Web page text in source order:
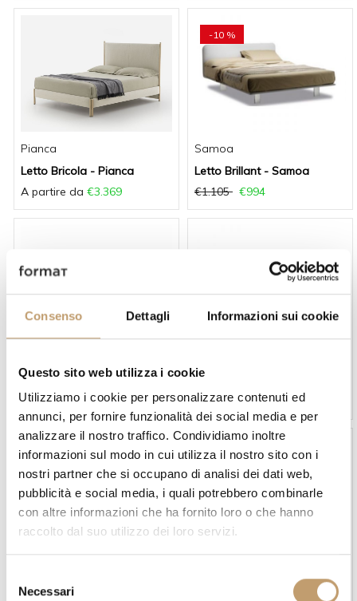
Consenso Dettagli Informazioni sui cookie
Questo sito web utilizza i cookie
Utilizziamo i cookie per personalizzare contenuti ed
annunci, per fornire funzionalità dei social media e per
analizzare il nostro traffico. Condividiamo inoltre
informazioni sul modo in cui utilizza il nostro sito con i
nostri partner che si occupano di analisi dei dati web,
pubblicità e social media, i quali potrebbero combinarle
con altre informazioni che ha fornito loro o che hanno
raccolto dal suo utilizzo dei loro servizi.
Necessari
Pianca
Letto Bricola - Pianca
A partire da €3.369
-10 %
Samoa
Letto Brillant - Samoa
€1.105
€994
Letto Cestone - Flexform
Prezzo su richiesta
Letto Chance - Dèsirèe
Prezzo su richiesta
Letto Chance Up - Dèesirèe
-10 %
Letto Chic - Samoa